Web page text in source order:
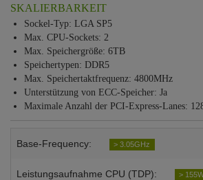
SKALIERBARKEIT
Sockel-Typ: LGA SP5
Max. CPU-Sockets: 2
Max. Speichergröße: 6TB
Speichertypen: DDR5
Max. Speichertaktfrequenz: 4800MHz
Unterstützung von ECC-Speicher: Ja
Maximale Anzahl der PCI-Express-Lanes:
Base-Frequency: > 3.05GHz
Leistungsaufnahme CPU (TDP): >